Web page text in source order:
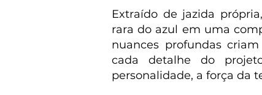
Extraído de jazida
rara do azul em uma
nuances profundas
cada detalhe do
personalidade, a força da